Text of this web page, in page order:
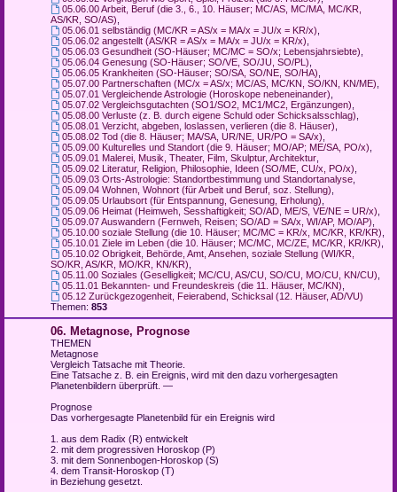
05.06.00 Arbeit, Beruf (die 3., 6., 10. Häuser; MC/AS, MC/MA, MC/KR,
AS/KR, SO/AS)
05.06.01 selbständig (MC/KR = AS/x = MA/x = JU/x = KR/x)
05.06.02 angestellt (AS/KR = AS/x = MA/x = JU/x = KR/x)
05.06.03 Gesundheit (SO-Häuser; MC/MC = SO/x; Lebensjahrsiebte)
05.06.04 Genesung (SO-Häuser; SO/VE, SO/JU, SO/PL)
05.06.05 Krankheiten (SO-Häuser; SO/SA, SO/NE, SO/HA)
05.07.00 Partnerschaften (MC/x = AS/x; MC/AS, MC/KN, SO/KN, KN/ME)
05.07.01 Vergleichende Astrologie (Horoskope nebeneinander)
05.07.02 Vergleichsgutachten (SO1/SO2, MC1/MC2, Ergänzungen)
05.08.00 Verluste (z. B. durch eigene Schuld oder Schicksalsschlag)
05.08.01 Verzicht, abgeben, loslassen, verlieren (die 8. Häuser)
05.08.02 Tod (die 8. Häuser; MA/SA, UR/NE, UR/PO = SA/x)
05.09.00 Kulturelles und Standort (die 9. Häuser; MO/AP; ME/SA, PO/x)
05.09.01 Malerei, Musik, Theater, Film, Skulptur, Architektur,
05.09.02 Literatur, Religion, Philosophie, Ideen (SO/ME, CU/x, PO/x)
05.09.03 Orts-Astrologie: Standortbestimmung und Standortanalyse,
05.09.04 Wohnen, Wohnort (für Arbeit und Beruf, soz. Stellung)
05.09.05 Urlaubsort (für Entspannung, Genesung, Erholung)
05.09.06 Heimat (Heimweh, Sesshaftigkeit; SO/AD, ME/S, VE/NE = UR/x)
05.09.07 Auswandern (Fernweh, Reisen; SO/AD = SA/x, WI/AP, MO/AP)
05.10.00 soziale Stellung (die 10. Häuser; MC/MC = KR/x, MC/KR, KR/KR)
05.10.01 Ziele im Leben (die 10. Häuser; MC/MC, MC/ZE, MC/KR, KR/KR)
05.10.02 Obrigkeit, Behörde, Amt, Ansehen, soziale Stellung (WI/KR,
SO/KR, AS/KR, MO/KR, KN/KR)
05.11.00 Soziales (Geselligkeit; MC/CU, AS/CU, SO/CU, MO/CU, KN/CU)
05.11.01 Bekannten- und Freundeskreis (die 11. Häuser, MC/KN)
05.12 Zurückgezogenheit, Feierabend, Schicksal (12. Häuser, AD/VU)
Themen: 853
06. Metagnose, Prognose
THEMEN
Metagnose
Vergleich Tatsache mit Theorie.
Eine Tatsache z. B. ein Ereignis, wird mit den dazu vorhergesagten
Planetenbildern überprüft. —
Prognose
Das vorhergesagte Planetenbild für ein Ereignis wird
1. aus dem Radix (R) entwickelt
2. mit dem progressiven Horoskop (P)
3. mit dem Sonnenbogen-Horoskop (S)
4. dem Transit-Horoskop (T)
in Beziehung gesetzt.